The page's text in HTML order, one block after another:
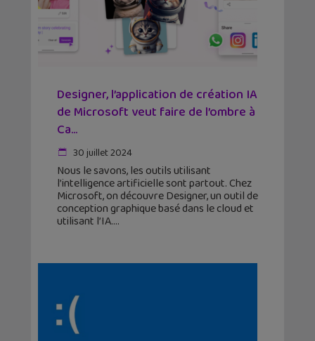
Designer, l’application de création IA
de Microsoft veut faire de l’ombre à
Ca...
30 juillet 2024
Nous le savons, les outils utilisant
l’intelligence artificielle sont partout. Chez
Microsoft, on découvre Designer, un outil de
conception graphique basé dans le cloud et
utilisant l’IA.